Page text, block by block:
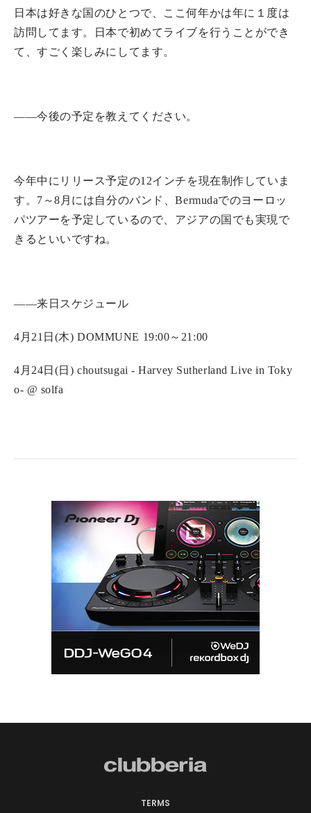
日本は好きな国のひとつで、ここ何年かは年に１度は
訪問してます。日本で初めてライブを行うことができ
て、すごく楽しみにしてます。
――今後の予定を教えてください。
今年中にリリース予定の12インチを現在制作していま
す。7～8月には自分のバンド、Bermudaでのヨーロッ
パツアーを予定しているので、アジアの国でも実現で
きるといいですね。
――来日スケジュール
4月21日(木) DOMMUNE 19:00～21:00
4月24日(日) choutsugai - Harvey Sutherland Live in Toky
o- @ solfa
TERMS